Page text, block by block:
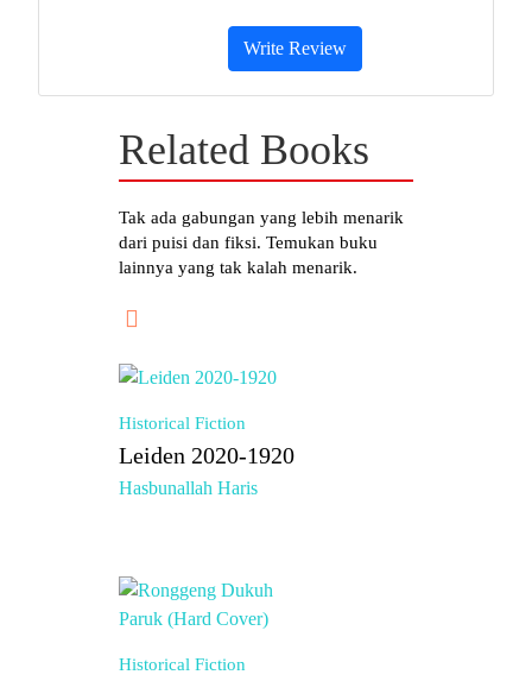
Write Review
Related Books
Tak ada gabungan yang lebih menarik
dari puisi dan fiksi. Temukan buku
lainnya yang tak kalah menarik.
Historical Fiction
Leiden 2020-1920
Hasbunallah Haris
Historical Fiction